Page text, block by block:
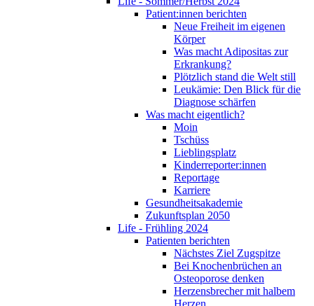
Patient:innen berichten
Neue Freiheit im eigenen
Körper
Was macht Adipositas zur
Erkrankung?
Plötzlich stand die Welt still
Leukämie: Den Blick für die
Diagnose schärfen
Was macht eigentlich?
Moin
Tschüss
Lieblingsplatz
Kinderreporter:innen
Reportage
Karriere
Gesundheitsakademie
Zukunftsplan 2050
Life - Frühling 2024
Patienten berichten
Nächstes Ziel Zugspitze
Bei Knochenbrüchen an
Osteoporose denken
Herzensbrecher mit halbem
Herzen